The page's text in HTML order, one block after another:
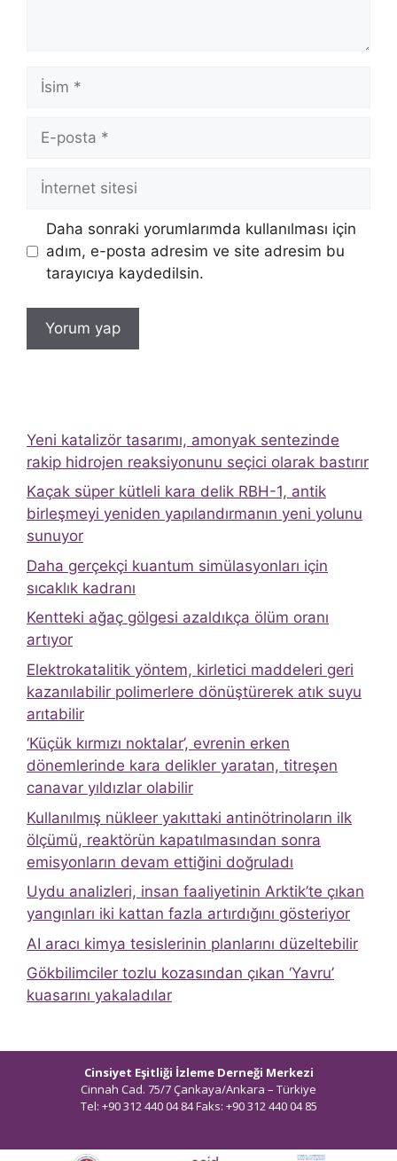
İsim
posta
İnternet
Daha sonraki yorumlarımda kullanılması için
adım, e-posta adresim ve site adresim bu
tarayıcıya kaydedilsin.
Yeni katalizör tasarımı, amonyak sentezinde
rakip hidrojen reaksiyonunu seçici olarak bastırır
Kaçak süper kütleli kara delik RBH-1, antik
birleşmeyi yeniden yapılandırmanın yeni yolunu
sunuyor
Daha gerçekçi kuantum simülasyonları için
sıcaklık kadranı
Kentteki ağaç gölgesi azaldıkça ölüm oranı
artıyor
Elektrokatalitik yöntem, kirletici maddeleri geri
kazanılabilir polimerlere dönüştürerek atık suyu
arıtabilir
‘Küçük kırmızı noktalar’, evrenin erken
dönemlerinde kara delikler yaratan, titreşen
canavar yıldızlar olabilir
Kullanılmış nükleer yakıttaki antinötrinoların ilk
ölçümü, reaktörün kapatılmasından sonra
emisyonların devam ettiğini doğruladı
Uydu analizleri, insan faaliyetinin Arktik’te çıkan
yangınları iki kattan fazla artırdığını gösteriyor
AI aracı kimya tesislerinin planlarını düzeltebilir
Gökbilimciler tozlu kozasından çıkan ‘Yavru’
kuasarını yakaladılar
Cinsiyet Eşitliği İzleme Derneği Merkezi
Cinnah Cad. 75/7 Çankaya/Ankara – Türkiye
Tel: +90 312 440 04 84 Faks: +90 312 440 04 85